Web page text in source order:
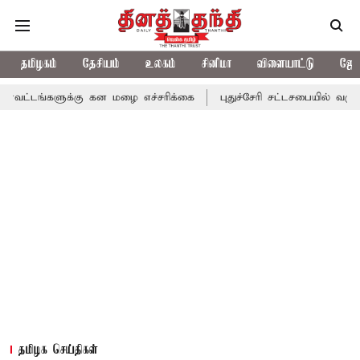
தமிழகம் தேசியம் உலகம் சினிமா விளையாட்டு
கன மழை எச்சரிக்கை புதுச்சேரி சட்டசபையில் வரும் 24ம்
தமிழக செய்திகள்